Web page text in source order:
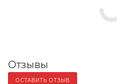
Отзывы
ОСТАВИТЬ ОТЗЫВ